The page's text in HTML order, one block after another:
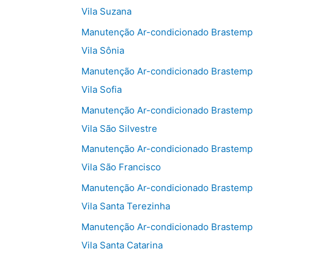
Vila Suzana
Manutenção Ar-condicionado Brastemp
Vila Sônia
Manutenção Ar-condicionado Brastemp
Vila Sofia
Manutenção Ar-condicionado Brastemp
Vila São Silvestre
Manutenção Ar-condicionado Brastemp
Vila São Francisco
Manutenção Ar-condicionado Brastemp
Vila Santa Terezinha
Manutenção Ar-condicionado Brastemp
Vila Santa Catarina